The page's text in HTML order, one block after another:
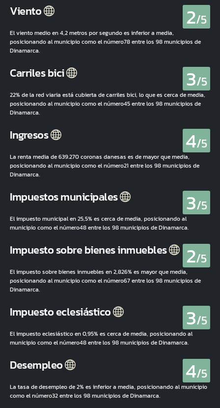
Viento 2/5
El viento medio en 4,2 metros por segundo es inferior a media,
posicionando al municipio como el número78 entre los 98 municipios de
Dinamarca.
Carriles bici 3/5
22% de la red viaria está cubierta de carriles bici, lo que es cerca de media,
posicionando al municipio como el número45 entre los 98 municipios de
Dinamarca.
Ingresos 4/5
La renta media de 639.270 coronas danesas es de mayor que media,
posicionando al municipio como el número21 entre los 98 municipios de
Dinamarca.
Impuestos municipales 3/5
El impuesto municipal en 25,5% es cerca de media, posicionando al
municipio como el número48 entre los 98 municipios de Dinamarca.
Impuesto sobre bienes inmuebles 2/5
El impuesto sobre bienes inmuebles en 2,826% es mayor que media,
posicionando al municipio como el número67 entre los 98 municipios de
Dinamarca.
Impuesto eclesiástico 3/5
El impuesto eclesiástico en 0,95% es cerca de media, posicionando al
municipio como el número48 entre los 98 municipios de Dinamarca.
Desempleo 4/5
La tasa de desempleo de 2% es inferior a media, posicionando al municipio
como el número32 entre los 98 municipios de Dinamarca.